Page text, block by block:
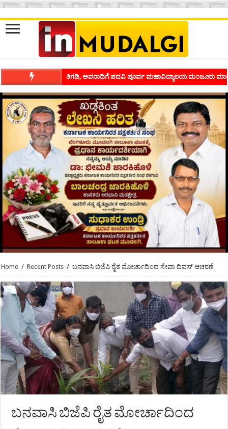
ಶಿವಾಪುರದಲ್ಲಿ ಕವಿಗೋಷ್ಠಿಯ ಸಂಭ್ರಮ ಭಾವನೆಗಳನ್ನು ಕಟ್ಟಿಕೊಡುವ
Home / Recent Posts / ಬನವಾಸಿ ಬಿಜೆಪಿ ರೈತ ಮೋರ್ಚಾದಿಂದ ಸೇವಾ ದಿವಸ್ ಆಚರಣೆ
ಬನವಾಸಿ ಬಿಜೆಪಿ ರೈತ ಮೋರ್ಚಾದಿಂದ